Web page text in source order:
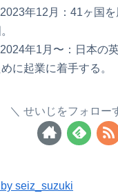
年12月：41ヶ国
年1月〜：日本の
に起業に着手する。
せいじをフォロー
seiz_suzuki